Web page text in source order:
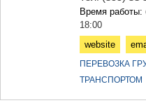
Время работы:
18:00
website
ПЕРЕВОЗКА
ТРАНСПОРТОМ